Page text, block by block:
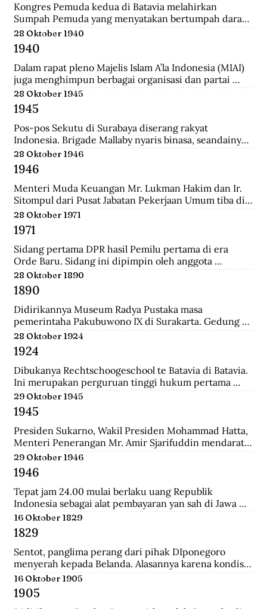
Kongres Pemuda kedua di Batavia melahirkan
Sumpah Pemuda yang menyatakan bertumpah darah
satu tanah air Indonesia, berbangsa satu bangsa
Indonesia, dan menjunjung bahasa persatuan bahasa
Indonesia.
28 Oktober 1940
1940
Dalam rapat pleno Majelis Islam A’la Indonesia (MIAI)
juga menghimpun berbagai organisasi dan partai
Islam untuk mengajukan mosi kepada pemerintah.
Gabungan Politik Indonesia (GAPI) menyatakan
dukungannya atas langkah-langkah MIAI. Pemerintah
akhirnya memperhatikan tuntutan MIAI dan GAPI.
28 Oktober 1945
1945
Pos-pos Sekutu di Surabaya diserang rakyat
Indonesia. Brigade Mallaby nyaris binasa, seandainya
pemimpin-pemimpin Indonesia tidak segera
memerintahkan penghentian tembak-menembak.
28 Oktober 1946
1946
Menteri Muda Keuangan Mr. Lukman Hakim dan Ir.
Sitompul dari Pusat Jabatan Pekerjaan Umum tiba di
Medan dengan pesawat Sekutu dari Palembang. Di
lapangan tembak mereka disambut oleh Mr. Mohd.
Jusuf.
28 Oktober 1971
1971
Sidang pertama DPR hasil Pemilu pertama di era
Orde Baru. Sidang ini dipimpin oleh anggota
parlemen tertua dibantu anggota parlemen termuda,
yaitu K.H. Bisri Sjamsuri (84 tahun) dari Partai NU dan
Anak Agung Oka Mahendra (25 tahun) dari Golkar.
28 Oktober 1890
1890
Didirikannya Museum Radya Pustaka masa
pemerintaha Pakubuwono IX di Surakarta. Gedung
ini merupakan rumah kediaman seorang warga
Belanda bernama Johannes Busselaar yang berisikan
koleksi wayang kulit, buku kuno, dan arca.
28 Oktober 1924
1924
Dibukanya Rechtschoogeschool te Batavia di Batavia.
Ini merupakan perguruan tinggi hukum pertama
yang didirikan oleh Gubernur Jenderal J.B van heutsz.
Saat ini menjadi Fakultas Hukum Universitas
Indonesia.
29 Oktober 1945
1945
Presiden Sukarno, Wakil Presiden Mohammad Hatta,
Menteri Penerangan Mr. Amir Sjarifuddin mendarat
di Surabaya atas permintaan Sekutu. Mereka disertai
beberapa perwira Inggris dan wartawan-wartawan
luar negeri.
29 Oktober 1946
1946
Tepat jam 24.00 mulai berlaku uang Republik
Indonesia sebagai alat pembayaran yan sah di Jawa
dan Madura. Dengan demikian uang yang berlalu
sebelumnya tidak lagi berlaku.
16 Oktober 1829
1829
Sentot, panglima perang dari pihak DIponegoro
menyerah kepada Belanda. Alasannya karena kondisi
perekonomian yang memburuk akibat perang yang
tak kunung usai.
16 Oktober 1905
1905